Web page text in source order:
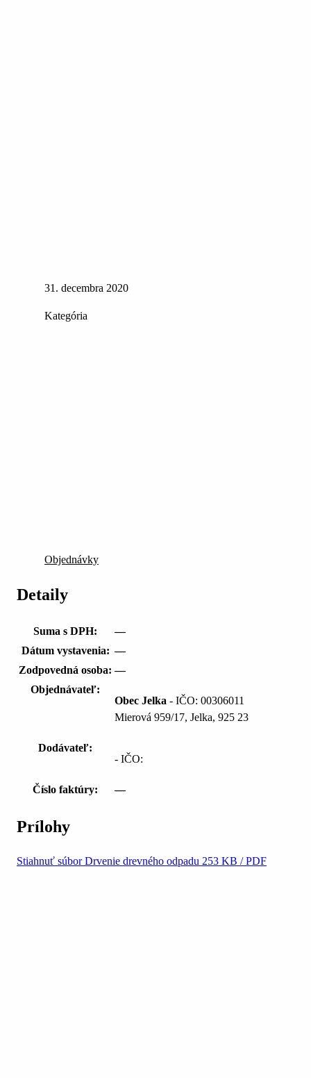
31. decembra 2020
Kategória
Objednávky
Detaily
Suma s DPH:
—
Dátum vystavenia: —
Zodpovedná osoba: —
Objednávateľ:
Obec Jelka - IČO: 00306011
Mierová 959/17, Jelka, 925 23
Dodávateľ:
- IČO:
Číslo faktúry: —
Prílohy
Stiahnuť súborDrvenie drevného odpadu 253 KB / PDF